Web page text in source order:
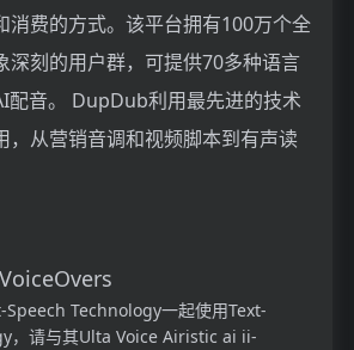
消费的方式。该平台拥有100万个全
深刻的用户群，可提供70多种语言
配音。 DupDub利用最先进的技术
，从营销音调和视频脚本到有声读
Technology一起使用Text-
，请与其Ulta Voice Airistic ai ii-